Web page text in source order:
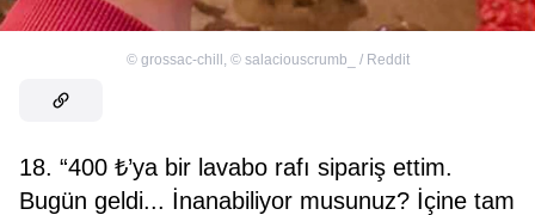
© grossac-chill © salaciouscrumb_ / Reddit
18. “400 ₺’ya bir lavabo rafı sipariş ettim.
Bugün geldi... İnanabiliyor musunuz? İçine tam